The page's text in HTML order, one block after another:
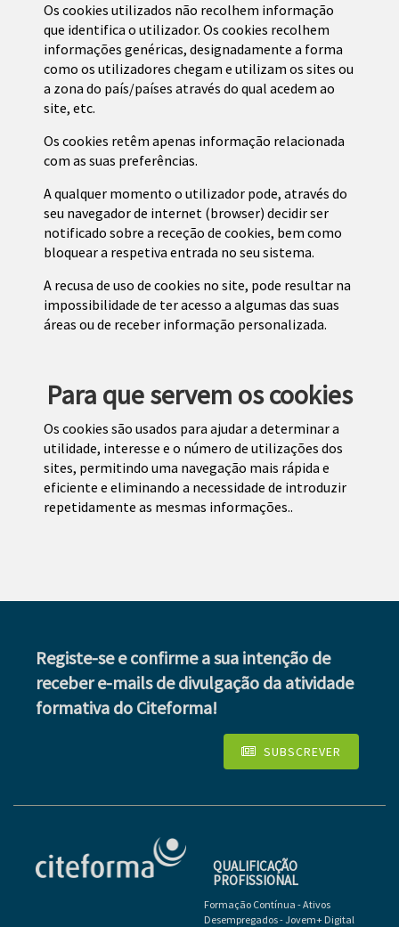
Os cookies utilizados não recolhem informação
que identifica o utilizador. Os cookies recolhem
informações genéricas, designadamente a forma
como os utilizadores chegam e utilizam os sites ou
a zona do país/países através do qual acedem ao
site, etc.
Os cookies retêm apenas informação relacionada
com as suas preferências.
A qualquer momento o utilizador pode, através do
seu navegador de internet (browser) decidir ser
notificado sobre a receção de cookies, bem como
bloquear a respetiva entrada no seu sistema.
A recusa de uso de cookies no site, pode resultar na
impossibilidade de ter acesso a algumas das suas
áreas ou de receber informação personalizada.
Para que servem os cookies
Os cookies são usados para ajudar a determinar a
utilidade, interesse e o número de utilizações dos
sites, permitindo uma navegação mais rápida e
eficiente e eliminando a necessidade de introduzir
repetidamente as mesmas informações..
Registe-se e confirme a sua intenção de
receber e-mails de divulgação da atividade
formativa do Citeforma!
SUBSCREVER
QUALIFICAÇÃO
PROFISSIONAL
Formação Contínua - Ativos
Desempregados - Jovem+ Digital